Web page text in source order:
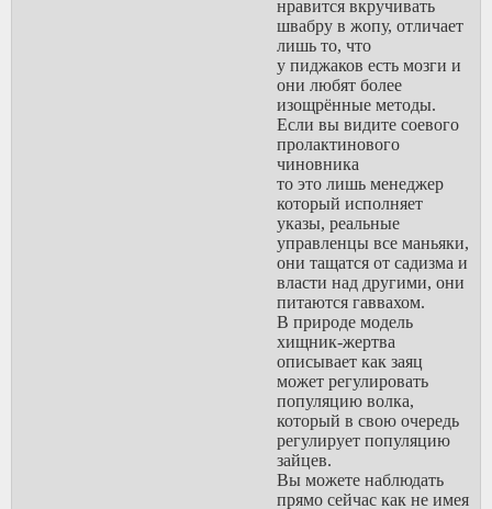
никогда не на систему
которая их использовала.
Эта схема настолько
выгодна правителям,
что перекосы в
демографии бьют
всевозможные рекорды.
Даже находясь на грани,
система не готова
послаблять права женщин
либо же повышать статус
мужчин.
А если вырастает лидер
то его просто убивают,
забивают толпой если он
не хочет встраиваться в
систему.
Заметьте как преследуют
лидеров мужских
движений, на них
спускают ресурсы как
против политических
оппонентов, Маркарян
Эндрю Тейт Тесак
Поднебесный.
Именно поэтому эта
система настолько
отторгаема кавказкими
патриархальными
народами она на
интуитивном уровне им
омерзительна,
они не могут принять
такие правила игры в
которых ты хуже и
слабее женщины, они
чувствуют ничтожность
нравится вкручивать
швабру в жопу, отличает
лишь то, что
у пиджаков есть мозги и
они любят более
изощрённые методы.
Если вы видите соевого
пролактинового
чиновника
то это лишь менеджер
который исполняет
указы, реальные
управленцы все маньяки,
они тащатся от садизма и
власти над другими, они
питаются гаввахом.
В природе модель
хищник-жертва
описывает как заяц
может регулировать
популяцию волка,
который в свою очередь
регулирует популяцию
зайцев.
Вы можете наблюдать
прямо сейчас как не имея